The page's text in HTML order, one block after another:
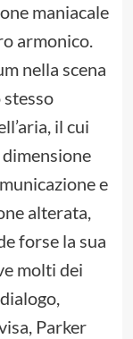
maniacale
armonico.
nella scena
il cui
e
alterata,
forse la sua
molti dei
Parker